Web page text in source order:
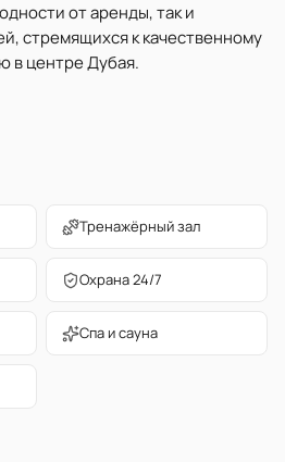
от аренды, так и
стремящихся к качественному
в центре Дубая.
Тренажёрный зал
Охрана 24/7
Спа и сауна